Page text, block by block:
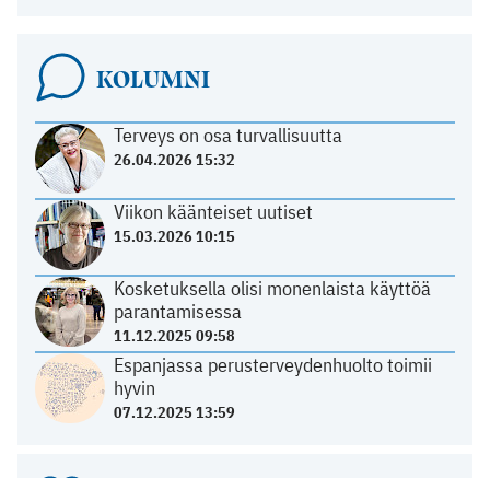
KOLUMNI
Terveys on osa turvallisuutta
26.04.2026 15:32
Viikon käänteiset uutiset
15.03.2026 10:15
Kosketuksella olisi monenlaista käyttöä
parantamisessa
11.12.2025 09:58
Espanjassa perusterveydenhuolto toimii
hyvin
07.12.2025 13:59